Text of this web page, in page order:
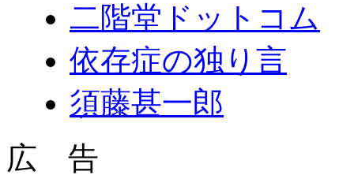
二階堂ドットコム
依存症の独り言
須藤甚一郎
広 告